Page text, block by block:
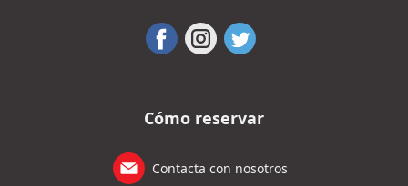
Cómo reservar
Contacta con nosotros